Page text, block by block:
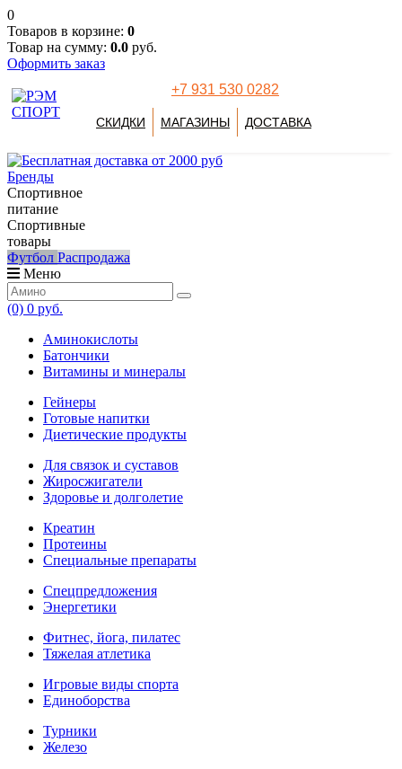
0
Товаров в корзине: 0
Товар на сумму: 0.0 руб.
Оформить заказ
+7 931 530 0282
СКИДКИ МАГАЗИНЫ ДОСТАВКА
Бренды
Спортивное
питание
Спортивные
товары
Футбол Распродажа
Меню
(0) 0 руб.
Аминокислоты
Батончики
Витамины и минералы
Гейнеры
Готовые напитки
Диетические продукты
Для связок и суставов
Жиросжигатели
Здоровье и долголетие
Креатин
Протеины
Специальные препараты
Спецпредложения
Энергетики
Фитнес, йога, пилатес
Тяжелая атлетика
Игровые виды спорта
Единоборства
Турники
Железо